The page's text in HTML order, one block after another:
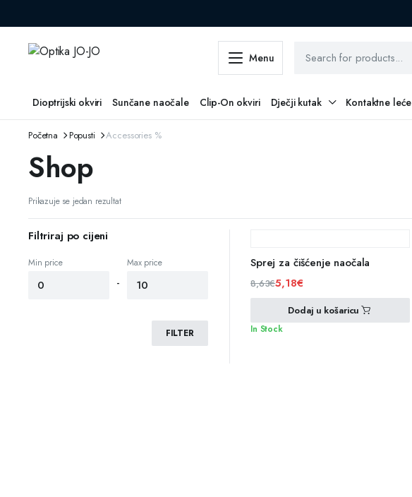
Menu
Dioptrijski okviri Sunčane naočale Clip-On okviri Dječji kutak Kontaktne leće
Početna Popusti Accessories %
Shop
Prikazuje se jedan rezultat
Sprej za čišćenje naočala
8,63€5,18€
Dodaj u košaricu
In Stock
Filtriraj po cijeni
Min price
-
Max price
FILTER